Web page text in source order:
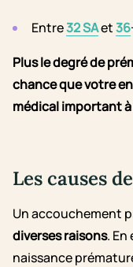
Entre32 SAet36
Plus le degré de
chance que votre
médical important
Les causes
Un accouchement
diverses raisons.
naissance